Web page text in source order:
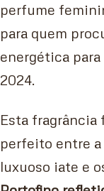
perfume
para quem
energética
2024.
Esta fragrância
perfeito entre a
luxuoso iate e